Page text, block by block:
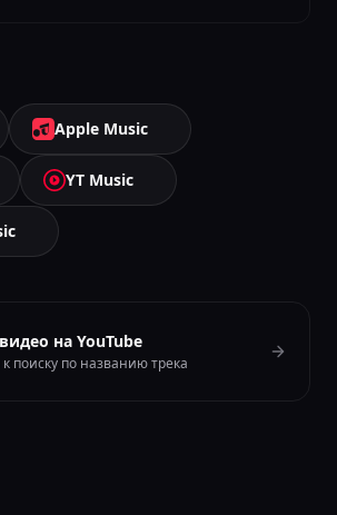
Apple Music
YT Music
на YouTube
поиску по названию трека